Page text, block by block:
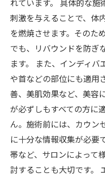
れています。 具体的な
刺激を与えることで、体
を燃焼させます。そのた
でも、リバウンドを防ぎ
ます。 また、インディ
や首などの部位にも適用
善、美肌効果など、美容
が必ずしもすべての方に
ん。施術前には、カウン
に十分な情報収集が必要
帯など、サロンによって
討することも大切です。